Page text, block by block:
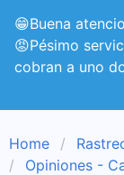
😁Buena
😡Pésimo
cobran a uno
Home
Opiniones -